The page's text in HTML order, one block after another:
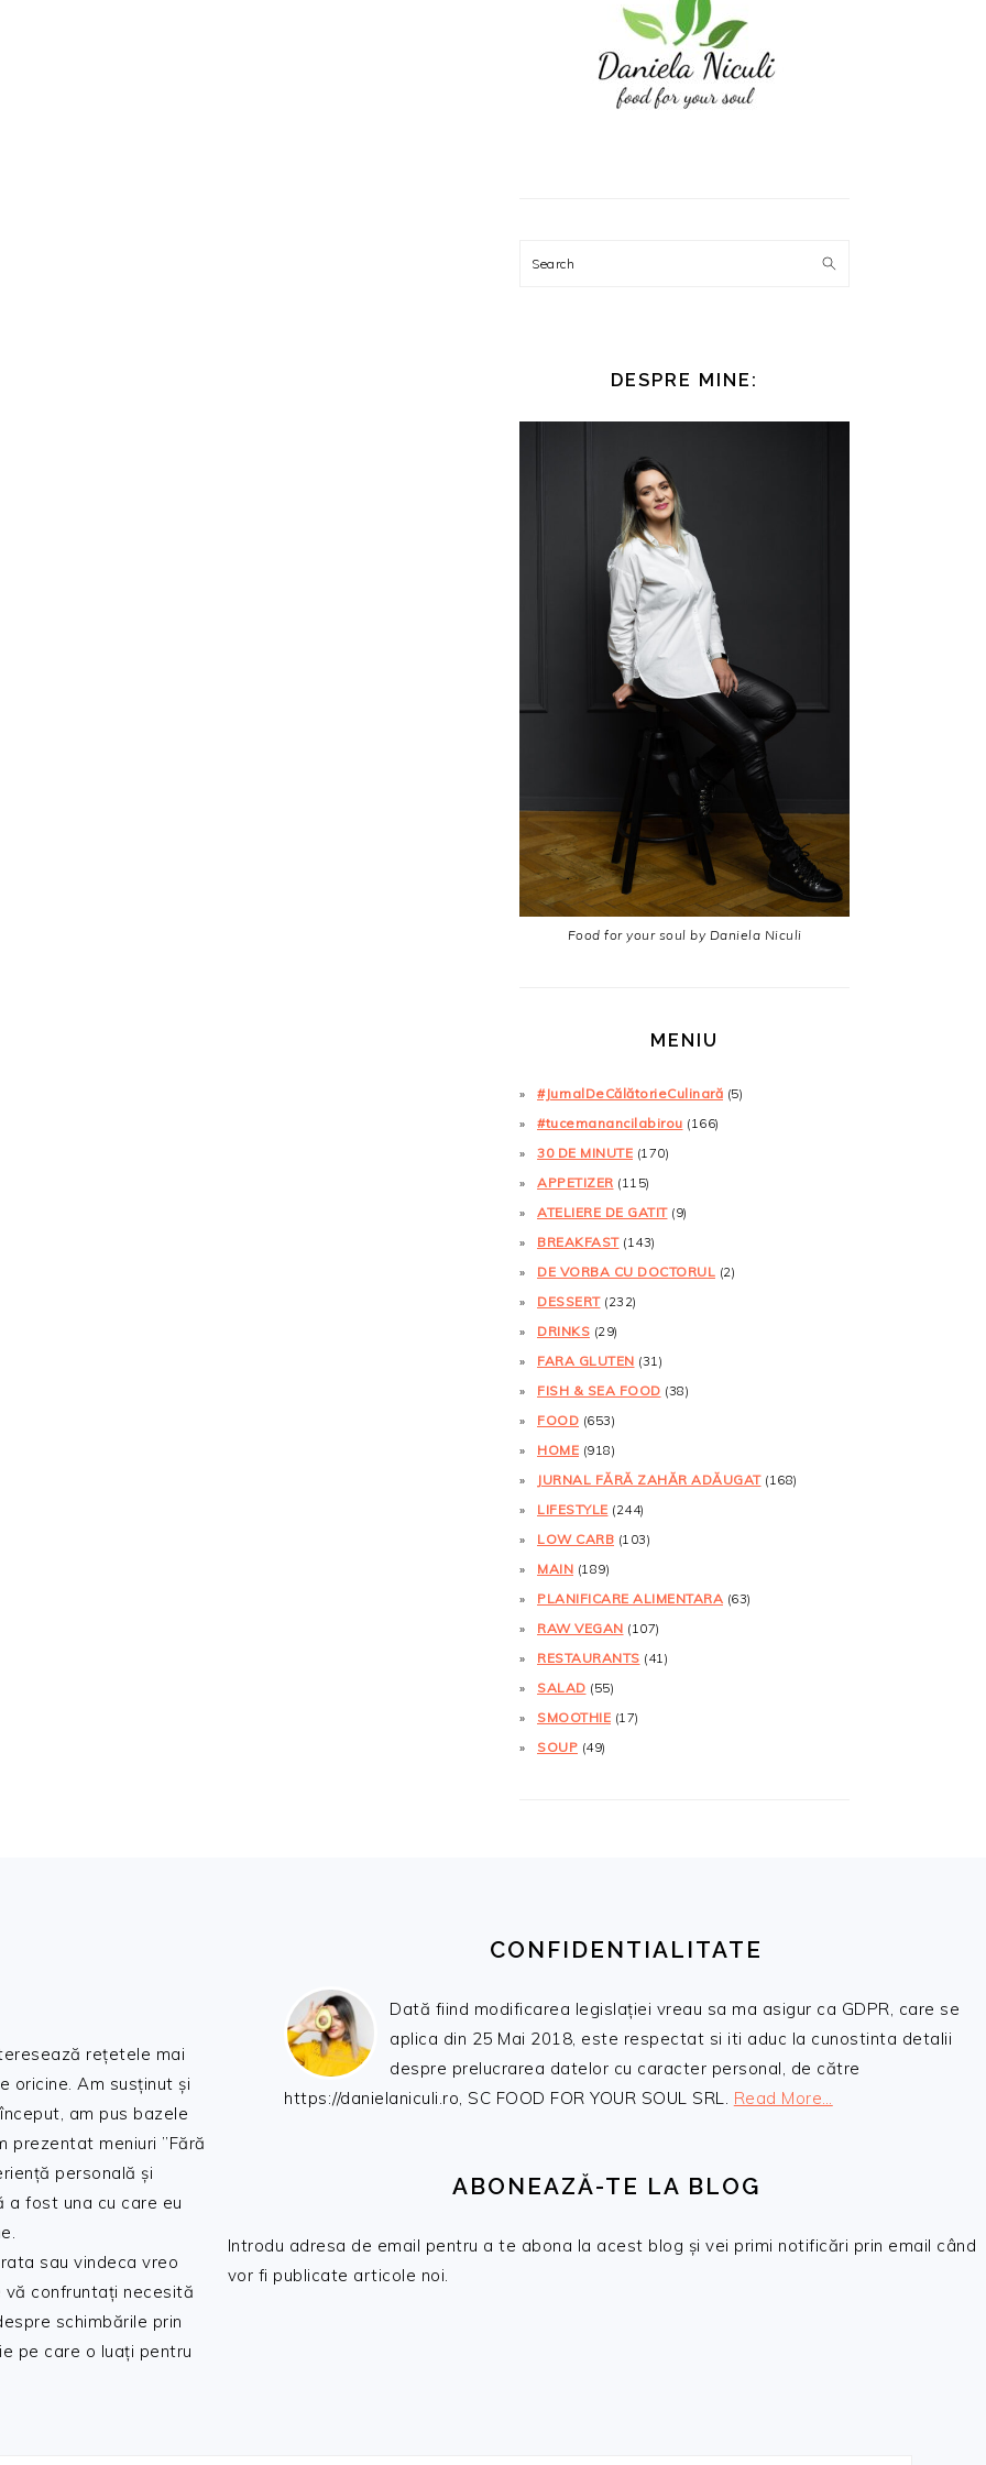
Search
DESPRE MINE:
Food for your soul by Daniela Niculi
MENIU
#JurnalDeCălătorieCulinară (5)
#tucemanancilabirou (166)
30 DE MINUTE (170)
APPETIZER (115)
ATELIERE DE GATIT(9)
BREAKFAST(143)
DE VORBA CU DOCTORUL (2)
DESSERT(232)
DRINKS (29)
FARA GLUTEN (31)
FISH & SEA FOOD (38)
FOOD (653)
HOME (918)
JURNAL FĂRĂ ZAHĂR ADĂUGAT(168)
LIFESTYLE (244)
LOW CARB (103)
MAIN (189)
PLANIFICARE ALIMENTARA (63)
RAW VEGAN (107)
RESTAURANTS (41)
SALAD (55)
SMOOTHIE (17)
SOUP (49)
rețetele mai
oricine. Am susținut și
am pus bazele
prezentat meniuri ”Fără
personală și
a fost una cu care eu
sau vindeca vreo
confruntați necesită
schimbările prin
pe care o luați pentru
CONFIDENTIALITATE
Dată fiind modificarea legislației vreau sa ma asigur ca GDPR, care se
aplica din 25 Mai 2018, este respectat si iti aduc la cunostinta detalii
despre prelucrarea datelor cu caracter personal, de către
https://danielaniculi.ro, SC FOOD FOR YOUR SOUL SRL. Read More…
ABONEAZĂ-TE LA BLOG
Introdu adresa de email pentru a te abona la acest blog și vei primi notificări prin email când
vor fi publicate articole noi.